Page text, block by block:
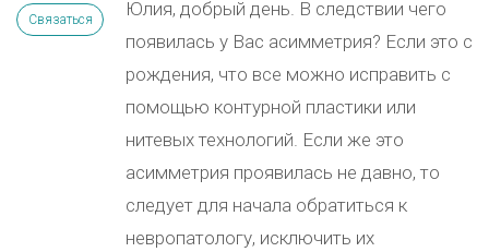
Связаться
Юлия, добрый день. В следствии чего
появилась у Вас асимметрия? Если это с
рождения, что все можно исправить с
помощью контурной пластики или
нитевых технологий. Если же это
асимметрия проявилась не давно, то
следует для начала обратиться к
невропатологу, исключить их